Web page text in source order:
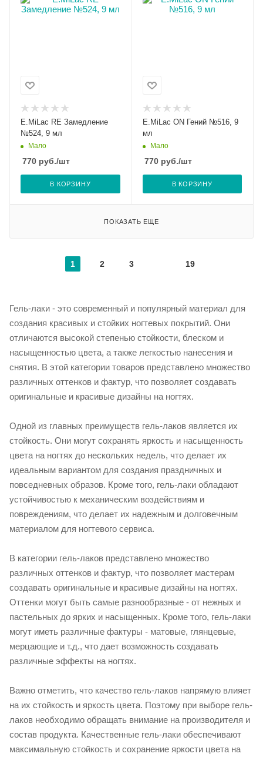
E.MiLac RE Замедление
№524, 9 мл
Мало
770 руб./шт
В КОРЗИНУ
E.MiLac ON Гений №516, 9
мл
Мало
770руб./шт
В КОРЗИНУ
ПОКАЗАТЬ ЕЩЕ
1 2 3 19
Гель-лаки - это современный и популярный материал для
создания красивых и стойких ногтевых покрытий. Они
отличаются высокой степенью стойкости, блеском и
насыщенностью цвета, а также легкостью нанесения и
снятия. В этой категории товаров представлено множество
различных оттенков и фактур, что позволяет создавать
оригинальные и красивые дизайны на ногтях.
Одной из главных преимуществ гель-лаков является их
стойкость. Они могут сохранять яркость и насыщенность
цвета на ногтях до нескольких недель, что делает их
идеальным вариантом для создания праздничных и
повседневных образов. Кроме того, гель-лаки обладают
устойчивостью к механическим воздействиям и
повреждениям, что делает их надежным и долговечным
материалом для ногтевого сервиса.
В категории гель-лаков представлено множество
различных оттенков и фактур, что позволяет мастерам
создавать оригинальные и красивые дизайны на ногтях.
Оттенки могут быть самые разнообразные - от нежных и
пастельных до ярких и насыщенных. Кроме того, гель-лаки
могут иметь различные фактуры - матовые, глянцевые,
мерцающие и т.д., что дает возможность создавать
различные эффекты на ногтях.
Важно отметить, что качество гель-лаков напрямую влияет
на их стойкость и яркость цвета. Поэтому при выборе гель-
лаков необходимо обращать внимание на производителя и
состав продукта. Качественные гель-лаки обеспечивают
максимальную стойкость и сохранение яркости цвета на